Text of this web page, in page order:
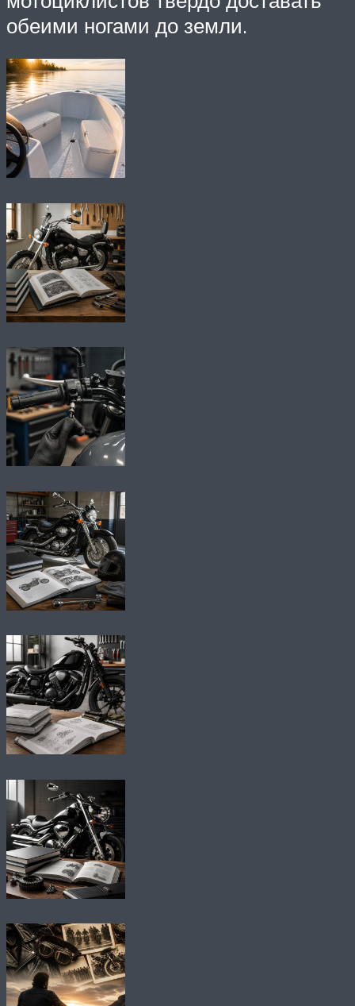
обеими ногами до земли.